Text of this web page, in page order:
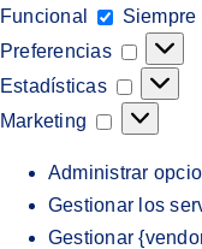
Funcional
Siempre
Preferencias
Estadísticas
Marketing
Marketing
Administrar
Gestionar los
Gestionar